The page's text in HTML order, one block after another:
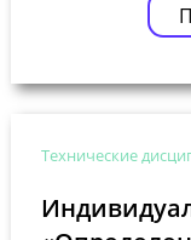
Технические